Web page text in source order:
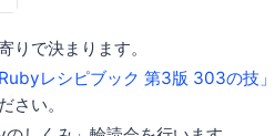
りで決まります。
Rubyレシピブック 第3版 303の技」
さい。